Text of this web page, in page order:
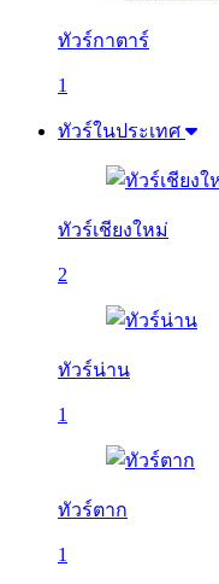
ทัวร์กาตาร์
1
ทัวร์ในประเทศ
ทัวร์เชียงใหม่
2
ทัวร์น่าน
1
ทัวร์ตาก
1